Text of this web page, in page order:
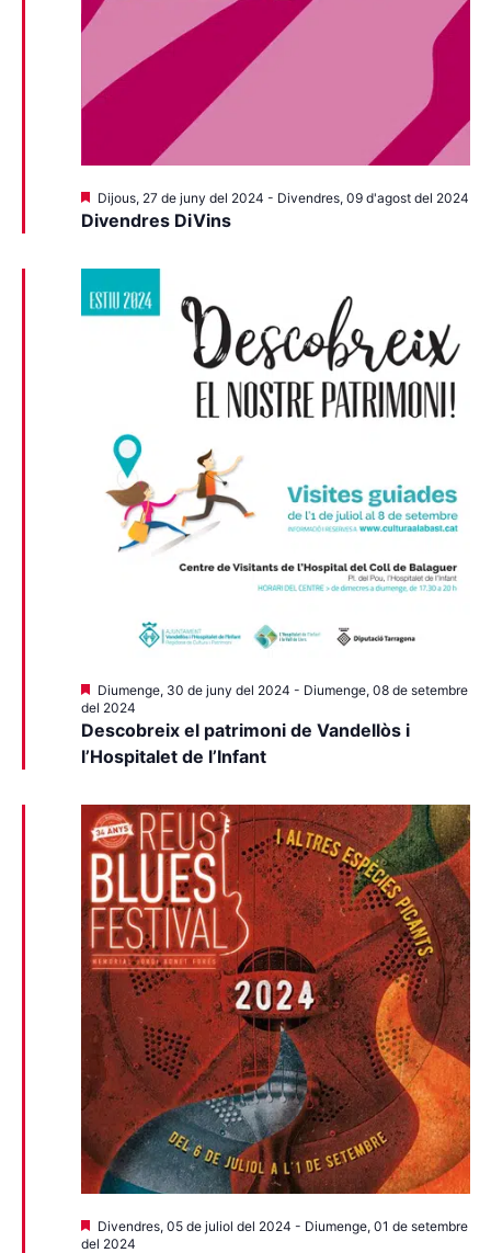
Divendres DiVins
Destacats
Dijous, 27 de juny del 2024 - Divendres, 09 d'agost del 2024
Descobreix el patrimoni de Vandellòs i
l’Hospitalet de l’Infant
Destacats
Diumenge, 30 de juny del 2024 - Diumenge, 08 de setembre
del 2024
Destacats
Divendres, 05 de juliol del 2024 - Diumenge, 01 de setembre
del 2024